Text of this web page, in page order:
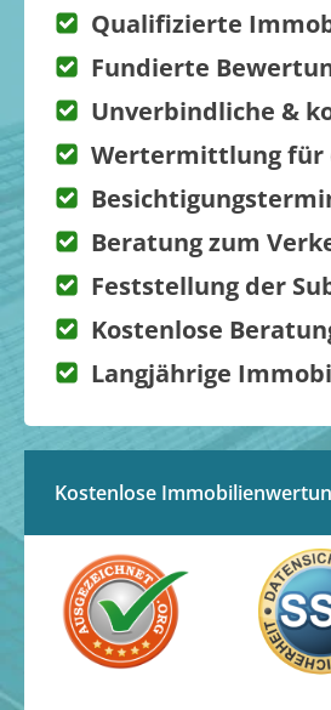
Qualifizierte
Fundierte
Unverbindliche &
Wertermittlung für
Beratung zum
Feststellung der
Kostenlose
Langjährige
Kostenlose